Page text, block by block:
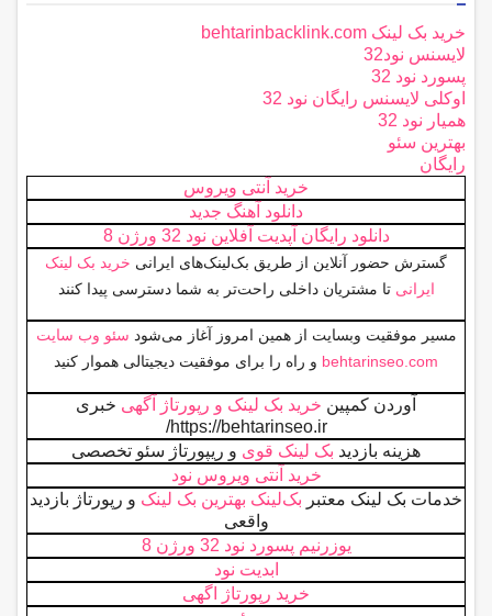
خرید بک لینک behtarinbacklink.com
لایسنس نود32
پسورد نود 32
اوکلی لایسنس رایگان نود 32
همیار نود 32
بهترین سئو
رایگان
خرید آنتی ویروس
دانلود آهنگ جدید
دانلود رایگان آپدیت آفلاین نود 32 ورژن 8
گسترش حضور آنلاین از طریق بک‌لینک‌های ایرانی خرید بک لینک
ایرانی تا مشتریان داخلی راحت‌تر به شما دسترسی پیدا کنند
مسیر موفقیت وبسایت از همین امروز آغاز می‌شود سئو وب سایت
behtarinseo.com و راه را برای موفقیت دیجیتالی هموار کنید
آوردن کمپین خرید بک لینک و رپورتاژ آگهی خبری
https://behtarinseo.ir/
هزینه بازدید بک لینک قوی و ریپورتاژ سئو تخصصی
خرید آنتی ویروس نود
خدمات بک لینک معتبر بک‌لینک بهترین بک لینک و رپورتاژ بازدید
واقعی
یوزرنیم پسورد نود 32 ورژن 8
ابدیت نود
خرید رپورتاژ اگهی